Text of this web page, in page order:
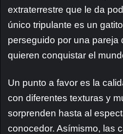
extraterrestre que le da
único tripulante es un
perseguido por una pareja
quieren conquistar el
Un punto a favor es la
con diferentes texturas y
sorprenden hasta al
conocedor. Asímismo, las